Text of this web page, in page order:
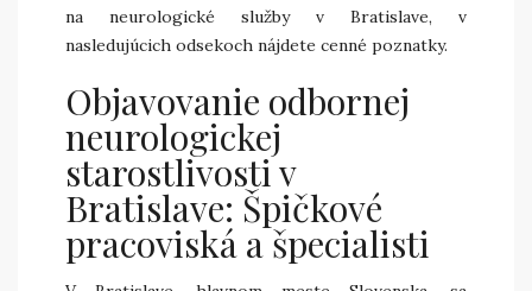
na neurologické služby v Bratislave, v
nasledujúcich odsekoch nájdete cenné poznatky.
Objavovanie odbornej
neurologickej
starostlivosti v
Bratislave: Špičkové
pracoviská a špecialisti